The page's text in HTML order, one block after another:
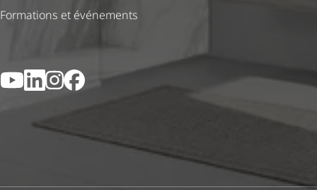
Formations et événements
YouTubeLinkedIn
Instagram
Facebook